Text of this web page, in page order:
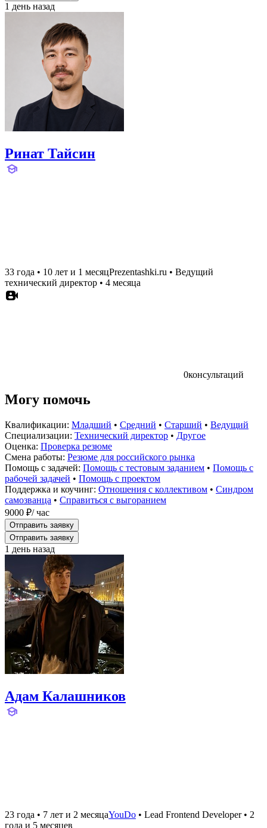
1 день назад
Ринат Тайсин
33 года • 10 лет и 1 месяцPrezentashki.ru • Ведущий
технический директор • 4 месяца
0консультаций
Могу помочь
Квалификации: Младший • Средний • Старший • Ведущий
Специализации: Технический директор • Другое
Оценка: Проверка резюме
Смена работы: Резюме для российского рынка
Помощь с задачей: Помощь с тестовым заданием • Помощь с
рабочей задачей • Помощь с проектом
Поддержка и коучинг: Отношения с коллективом • Синдром
самозванца • Справиться с выгоранием
9000 ₽/ час
Отправить заявку
Отправить заявку
1 день назад
Адам Калашников
23 года • 7 лет и 2 месяцаYouDo • Lead Frontend Developer• 2
года и 5 месяцев